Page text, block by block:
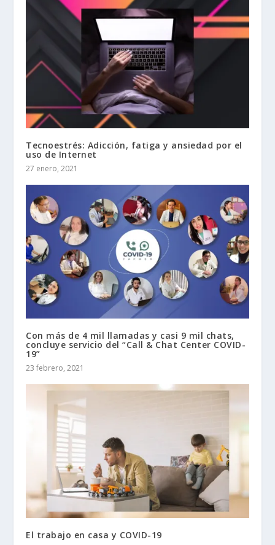
Tecnoestrés: Adicción, fatiga y ansiedad por el
uso de Internet
27 enero, 2021
Con más de 4 mil llamadas y casi 9 mil chats,
concluye servicio del “Call & Chat Center COVID-
19”
23 febrero, 2021
El trabajo en casa y COVID-19